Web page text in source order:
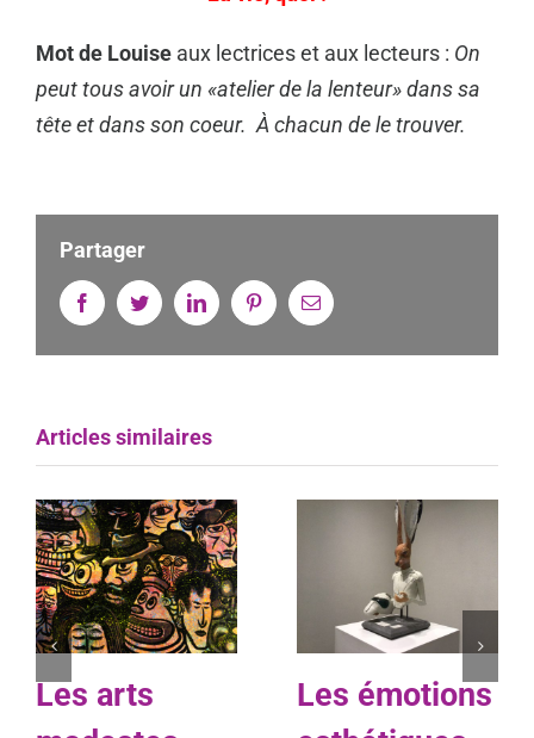
Mot de Louise aux lectrices et aux lecteurs : On
peut tous avoir un «atelier de la lenteur» dans sa
tête et dans son coeur. À chacun de le trouver.
Partager
FacebookTwitterLinkedin PinterestEmail
Articles similaires
Les arts
Les émotions